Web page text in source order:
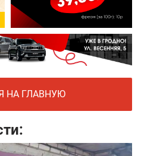
НА ГЛАВНУЮ